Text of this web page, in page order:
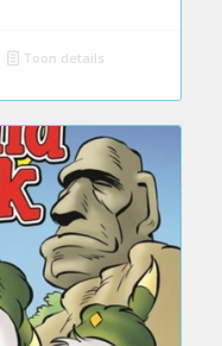
Toon details